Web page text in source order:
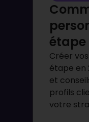
étape
Créer
étape en
et
profils
votre